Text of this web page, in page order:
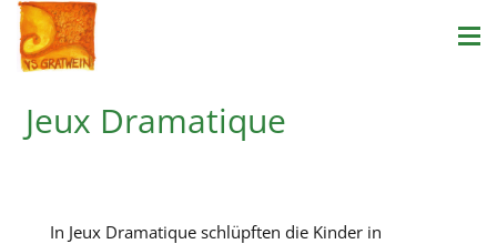
Jeux Dramatique
In Jeux Dramatique schlüpften die Kinder in